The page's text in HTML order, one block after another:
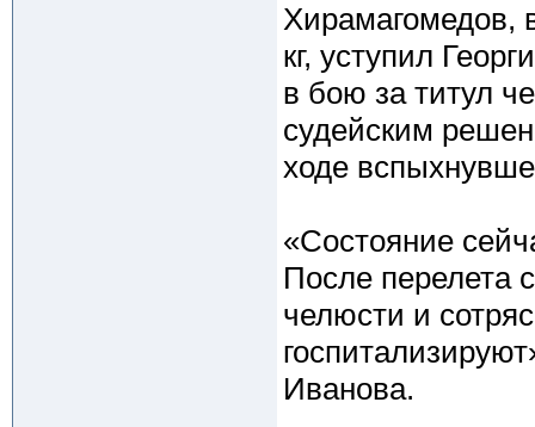
Хирамагомедов,
кг, уступил
в бою за титул
судейским
ходе
«Состояние
После перелета
челюсти и
Иванова.